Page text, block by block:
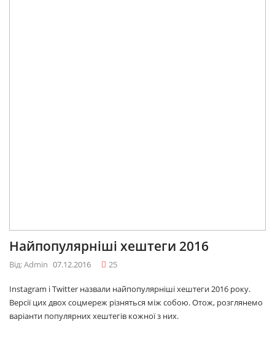
Найпопулярніші хештеги 2016
Від: Admin 07.12.2016 25
Instagram і Twitter назвали найпопулярніші хештеги 2016 року.
Версії цих двох соцмереж різняться між собою. Отож, розглянемо
варіанти популярних хештегів кожної з них.